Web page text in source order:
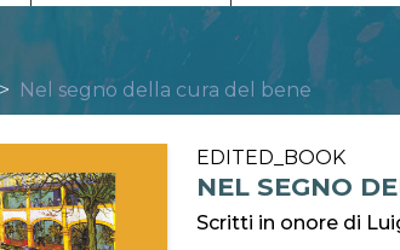
Nel segno della cura del bene
EDITED_BOOK
NEL SEGNO
Scritti in onore di